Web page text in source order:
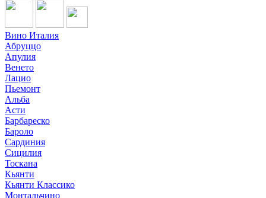
Вино Италия
Абруццо
Апулия
Венето
Лацио
Пьемонт
Альба
Асти
Барбареско
Бароло
Сардиния
Сицилия
Тоскана
Кьянти
Кьянти Классико
Монтальчино